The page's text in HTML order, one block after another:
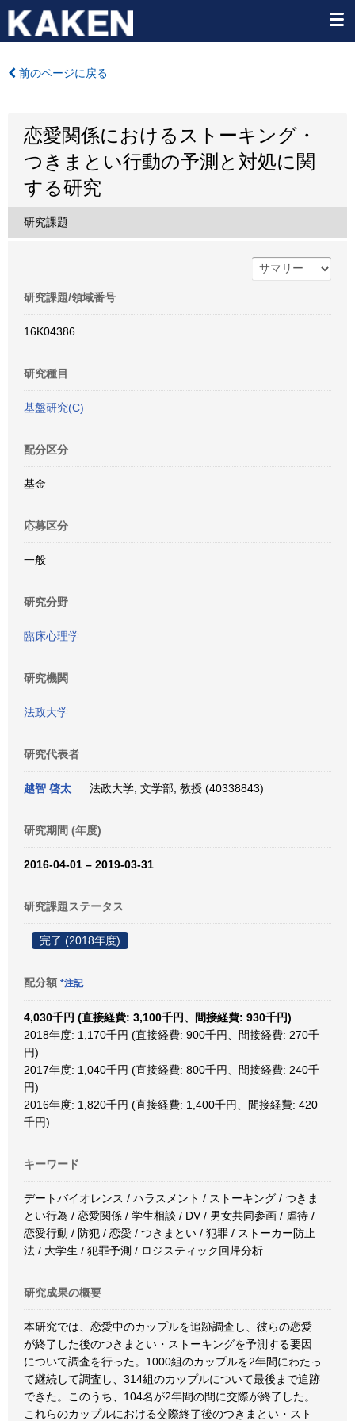
前のページに戻る
恋愛関係におけるストーキング・
つきまとい行動の予測と対処に関
する研究
研究課題
研究課題/領域番号
16K04386
研究種目
基盤研究(C)
配分区分
基金
応募区分
一般
研究分野
臨床心理学
研究機関
法政大学
研究代表者
越智 啓太 法政大学, 文学部, 教授 (40338843)
研究期間 (年度)
2016-04-01 – 2019-03-31
研究課題ステータス
完了 (2018年度)
配分額 *注記
4,030千円 (直接経費: 3,100千円、間接経費: 930千円)
2018年度: 1,170千円 (直接経費: 900千円、間接経費: 270千
円)
2017年度: 1,040千円 (直接経費: 800千円、間接経費: 240千
円)
2016年度: 1,820千円 (直接経費: 1,400千円、間接経費: 420
千円)
キーワード
デートバイオレンス / ハラスメント / ストーキング / つきま
とい行為 / 恋愛関係 / 学生相談 / DV / 男女共同参画 / 虐待 /
恋愛行動 / 防犯 / 恋愛 / つきまとい / 犯罪 / ストーカー防止
法 / 大学生 / 犯罪予測 / ロジスティック回帰分析
研究成果の概要
本研究では、恋愛中のカップルを追跡調査し、彼らの恋愛
が終了した後のつきまとい・ストーキングを予測する要因
について調査を行った。1000組のカップルを2年間にわたっ
て継続して調査し、314組のカップルについて最後まで追跡
できた。このうち、104名が2年間の間に交際が終了した。
これらのカップルにおける交際終了後のつきまとい・スト